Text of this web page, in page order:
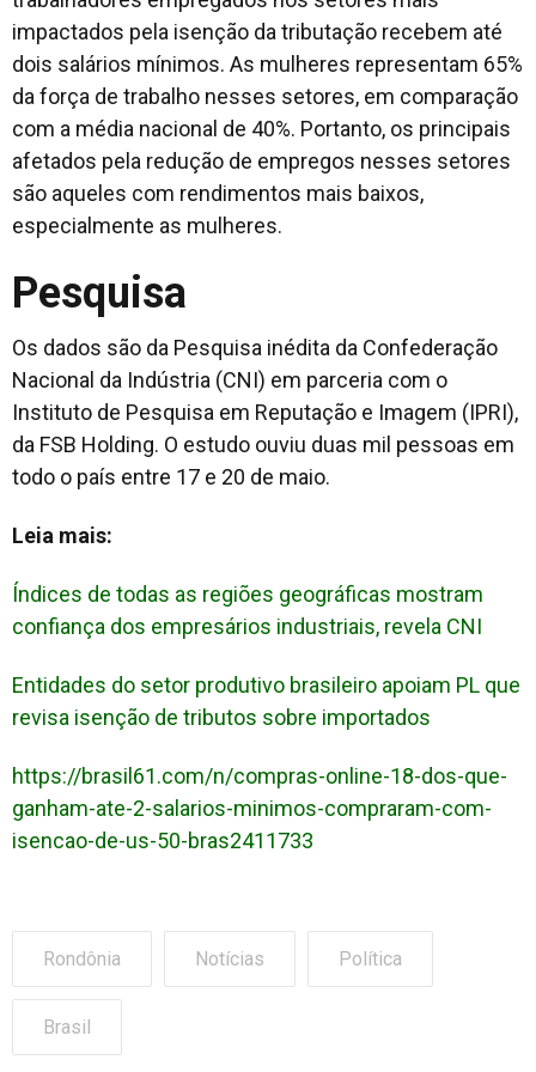
impactados pela isenção da tributação recebem até
dois salários mínimos. As mulheres representam 65%
da força de trabalho nesses setores, em comparação
com a média nacional de 40%. Portanto, os principais
afetados pela redução de empregos nesses setores
são aqueles com rendimentos mais baixos,
especialmente as mulheres.
Pesquisa
Os dados são da Pesquisa inédita da Confederação
Nacional da Indústria (CNI) em parceria com o
Instituto de Pesquisa em Reputação e Imagem (IPRI),
da FSB Holding. O estudo ouviu duas mil pessoas em
todo o país entre 17 e 20 de maio.
Leia mais:
Índices de todas as regiões geográficas mostram
confiança dos empresários industriais, revela CNI
Entidades do setor produtivo brasileiro apoiam PL que
revisa isenção de tributos sobre importados
https://brasil61.com/n/compras-online-18-dos-que-
ganham-ate-2-salarios-minimos-compraram-com-
isencao-de-us-50-bras2411733
Rondônia Notícias Política
Brasil